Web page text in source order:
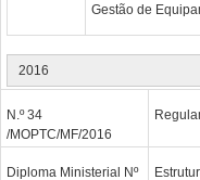
Gestão de
2016
N.º 34
/MOPTC/MF/2016
Diploma Ministerial Nº